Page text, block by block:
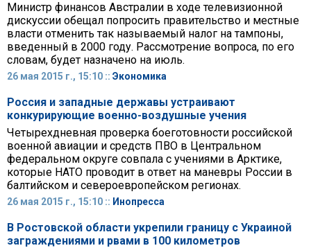
Министр финансов Австралии в ходе телевизионной
дискуссии обещал попросить правительство и местные
власти отменить так называемый налог на тампоны,
введенный в 2000 году. Рассмотрение вопроса, по его
словам, будет назначено на июль.
26 мая 2015 г., 15:10 :: Экономика
Россия и западные державы устраивают
конкурирующие военно-воздушные учения
Четырехдневная проверка боеготовности российской
военной авиации и средств ПВО в Центральном
федеральном округе совпала с учениями в Арктике,
которые НАТО проводит в ответ на маневры России в
балтийском и североевропейском регионах.
26 мая 2015 г., 15:10 :: Инопресса
В Ростовской области укрепили границу с Украиной
заграждениями и рвами в 100 километров